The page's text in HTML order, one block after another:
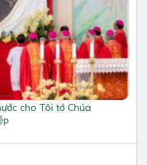
cho Tôi tớ Chúa